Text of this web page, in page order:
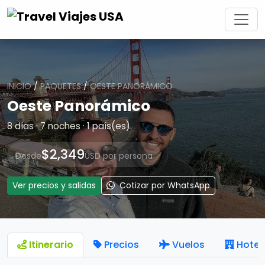
INICIO/PAQUETES/OESTE PANORÁMICO
Oeste Panorámico
8 días · 7 noches · 1 país(es)
Desde$2,349USD por persona
Ver precios y salidas Cotizar por WhatsApp
Itinerario Precios Vuelos